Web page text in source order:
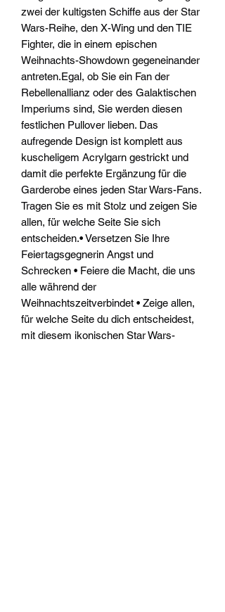
zwei der kultigsten Schiffe aus der Star
Wars-Reihe, den X-Wing und den TIE
Fighter, die in einem epischen
Weihnachts-Showdown gegeneinander
antreten.Egal, ob Sie ein Fan der
Rebellenallianz oder des Galaktischen
Imperiums sind, Sie werden diesen
festlichen Pullover lieben. Das
aufregende Design ist komplett aus
kuscheligem Acrylgarn gestrickt und
damit die perfekte Ergänzung für die
Garderobe eines jeden Star Wars-Fans.
Tragen Sie es mit Stolz und zeigen Sie
allen, für welche Seite Sie sich
entscheiden.• Versetzen Sie Ihre
Feiertagsgegnerin Angst und
Schrecken • Feiere die Macht, die uns
alle während der
Weihnachtszeitverbindet • Zeige allen,
für welche Seite du dich entscheidest,
mit diesem ikonischen Star Wars-